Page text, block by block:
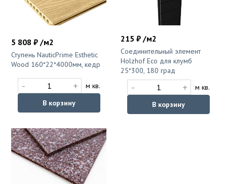
5 808 ₽ /м2
Ступень NauticPrime Esthetic
Wood 160*22*4000мм, кедр
- +
м кв.
В корзину
215 ₽ /м2
Соединительный элемент
Holzhof Eco для клумб
25*300, 180 град
- +
м кв.
В корзину